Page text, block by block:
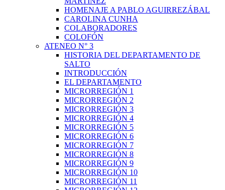
HOMENAJE A PABLO AGUIRREZÁBAL
CAROLINA CUNHA
COLABORADORES
COLOFÓN
ATENEO N° 3
HISTORIA DEL DEPARTAMENTO DE
SALTO
INTRODUCCIÓN
EL DEPARTAMENTO
MICRORREGIÓN 1
MICRORREGIÓN 2
MICRORREGIÓN 3
MICRORREGIÓN 4
MICRORREGIÓN 5
MICRORREGIÓN 6
MICRORREGIÓN 7
MICRORREGIÓN 8
MICRORREGIÓN 9
MICRORREGIÓN 10
MICRORREGIÓN 11